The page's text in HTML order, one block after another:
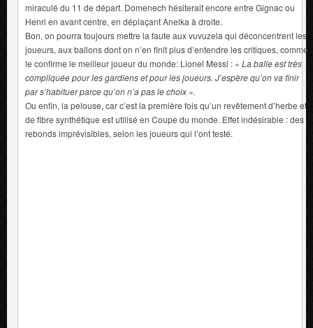
miraculé du 11 de départ. Domenech hésiterait encore entre Gignac ou
Henri en avant centre, en déplaçant Anelka à droite.
Bon, on pourra toujours mettre la faute aux vuvuzela qui déconcentrent les
joueurs, aux ballons dont on n’en finit plus d’entendre les critiques, comme
le confirme le meilleur joueur du monde: Lionel Messi : « La balle est très
compliquée pour les gardiens et pour les joueurs. J’espère qu’on va finir
par s’habituer parce qu’on n’a pas le choix ».
Ou enfin, la pelouse, car c’est la première fois qu’un revêtement d’herbe et
de fibre synthétique est utilisé en Coupe du monde. Effet indésirable : des
rebonds imprévisibles, selon les joueurs qui l’ont testé.